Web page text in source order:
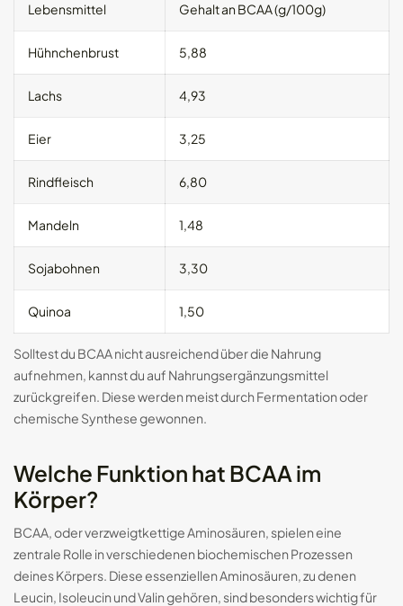
Lebensmittel Gehalt an BCAA (g/100g)
Hühnchenbrust 5,88
Lachs 4,93
Eier 3,25
Rindfleisch 6,80
Mandeln 1,48
Sojabohnen 3,30
Quinoa 1,50
Solltest du BCAA nicht ausreichend über die Nahrung
aufnehmen, kannst du auf Nahrungsergänzungsmittel
zurückgreifen. Diese werden meist durch Fermentation oder
chemische Synthese gewonnen.
Welche Funktion hat BCAA im
Körper?
BCAA, oder verzweigtkettige Aminosäuren, spielen eine
zentrale Rolle in verschiedenen biochemischen Prozessen
deines Körpers. Diese essenziellen Aminosäuren, zu denen
Leucin, Isoleucin und Valin gehören, sind besonders wichtig für